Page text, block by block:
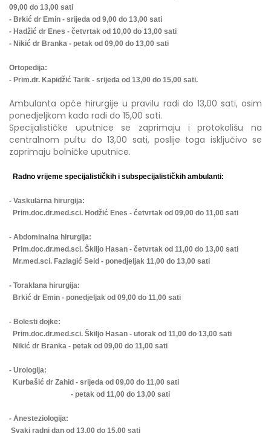
09,00 do 13,00 sati
- Brkić dr Emin - srijeda od 9,00 do 13,00 sati
- Hadžić dr Enes - četvrtak od 10,00 do 13,00 sati
- Nikić dr Branka - petak od 09,00 do 13,00 sati
Ortopedija:
- Prim.dr. Kapidžić Tarik - srijeda od 13,00 do 15,00 sati.
Ambulanta opće hirurgije u pravilu radi do 13,00 sati, osim
ponedjeljkom kada radi do 15,00 sati.
Specijalističke uputnice se zaprimaju i protokolišu na
centralnom pultu do 13,00 sati, poslije toga isključivo se
zaprimaju bolničke uputnice.
Radno vrijeme specijalističkih i subspecijalističkih ambulanti:
- Vaskularna hirurgija:
Prim.doc.dr.med.sci. Hodžić Enes - četvrtak od 09,00 do 11,00 sati
- Abdominalna hirurgija:
Prim.doc.dr.med.sci. Škiljo Hasan - četvrtak od 11,00 do 13,00 sati
Mr.med.sci. Fazlagić Seid - ponedjeljak 11,00 do 13,00 sati
- Toraklana hirurgija:
Brkić dr Emin - ponedjeljak od 09,00 do 11,00 sati
- Bolesti dojke:
Prim.doc.dr.med.sci. Škiljo Hasan - utorak od 11,00 do 13,00 sati
Nikić dr Branka - petak od 09,00 do 11,00 sati
- Urologija:
Kurbašić dr Zahid - srijeda od 09,00 do 11,00 sati
- petak od 11,00 do 13,00 sati
- Anesteziologija:
Svaki radni dan od 13,00 do 15,00 sati